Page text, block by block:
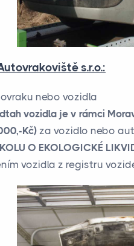
s.r.o.:
nebo vozidla
vozidla je v rámci
Kč) za vozidlo nebo
O EKOLOGICKÉ
vozidla z registru